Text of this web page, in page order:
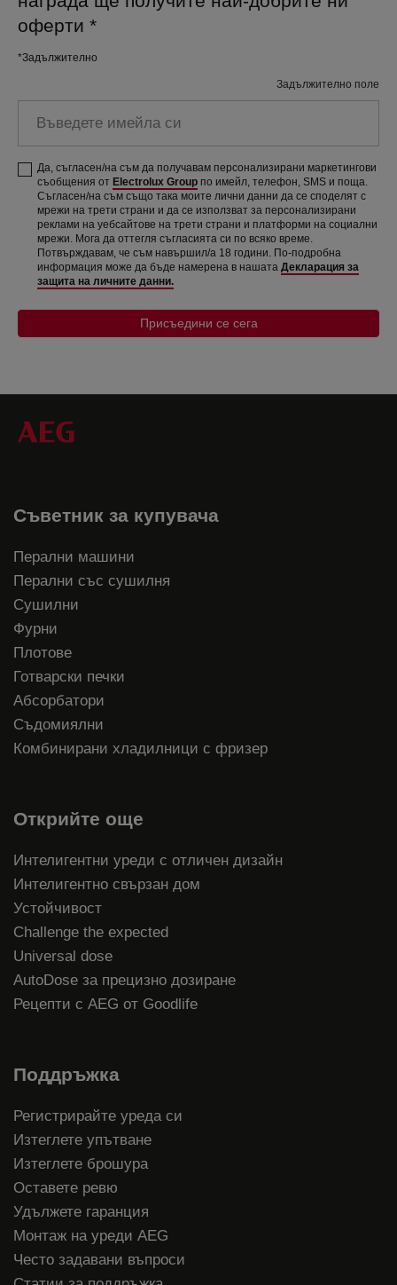
оферти *
*Задължително
Задължително поле
имейла
си
Да, съгласен/на съм да получавам персонализирани маркетингови
съобщения от Electrolux Group по имейл, телефон, SMS и поща.
Съгласен/на съм също така моите лични данни да се споделят с
мрежи на трети страни и да се използват за персонализирани
реклами на уебсайтове на трети страни и платформи на социални
мрежи. Мога да оттегля съгласията си по всяко време.
Потвърждавам, че съм навършил/а 18 години. По-подробна
информация може да бъде намерена в нашата Декларация за
защита на личните данни.
Присъедини се сега
Съветник за купувача
Перални машини
Перални със сушилня
Сушилни
Фурни
Плотове
Готварски печки
Абсорбатори
Съдомиялни
Комбинирани хладилници с фризер
Открийте още
Интелигентни уреди с отличен дизайн
Интелигентно свързан дом
Устойчивост
Challenge the expected
Universal dose
AutoDose за прецизно дозиране
Рецепти с AEG от Goodlife
Поддръжка
Регистрирайте уреда си
Изтеглете упътване
Изтеглете брошура
Оставете ревю
Удължете гаранция
Монтаж на уреди AEG
Често задавани въпроси